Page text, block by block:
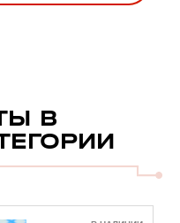
В